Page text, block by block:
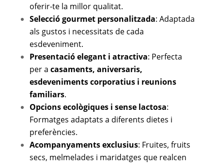
oferir-te la millor qualitat.
Selecció gourmet personalitzada: Adaptada
als gustos i necessitats de cada
esdeveniment.
Presentació elegant i atractiva: Perfecta
per a casaments, aniversaris,
esdeveniments corporatius i reunions
familiars.
Opcions ecològiques i sense lactosa:
Formatges adaptats a diferents dietes i
preferències.
Acompanyaments exclusius: Fruites, fruits
secs, melmelades i maridatges que realcen